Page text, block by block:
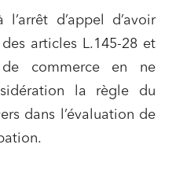
d’appel d’avoir
articles L.145-28 et
commerce en ne
la règle du
dans l’évaluation de